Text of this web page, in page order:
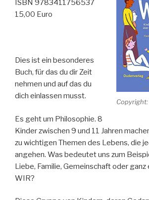
ISBN 9783411756537
15,00 Euro
Dies ist ein besonderes
Buch, für das du dir Zeit
nehmen und auf das du
dich einlassen musst.
Es geht um Philosophie. 8
Kinder zwischen 9 und 11 Jahren
zu wichtigen Themen des Lebens, die
angehen. Was bedeutet uns zum
Liebe, Familie, Gemeinschaft oder ganz
WIR?